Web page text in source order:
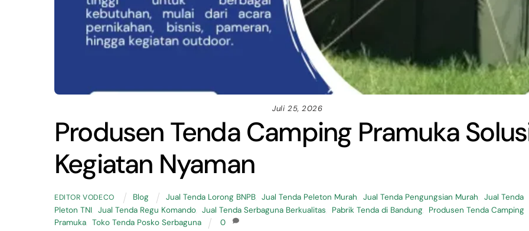
Juli 25, 2026
Produsen Tenda Camping Pramuka
Kegiatan Nyaman
EDITOR VODECO Blog Jual Tenda Lorong BNPB, Jual Tenda Peleton Murah Jual Tenda Pengungsian Murah
Jual Tenda
Pleton TNI Jual Tenda Regu Komando Jual Tenda Serbaguna Berkualitas Pabrik Tenda di Bandung
Produsen Tenda Camping
Pramuka Toko Tenda Posko Serbaguna 0